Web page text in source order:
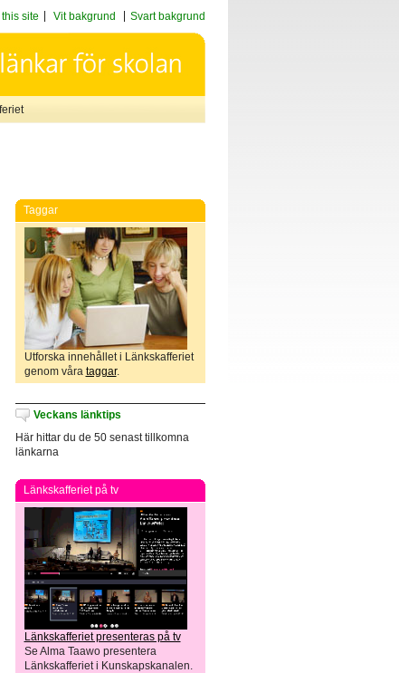
site Vit bakgrund Svart bakgrund
Taggar
Utforska innehållet i Länkskafferiet
genom våra taggar.
Veckans länktips
Här hittar du de 50 senast tillkomna
länkarna
Länkskafferiet på tv
Länkskafferiet presenteras på tv
Se Alma Taawo presentera
Länkskafferiet i Kunskapskanalen.